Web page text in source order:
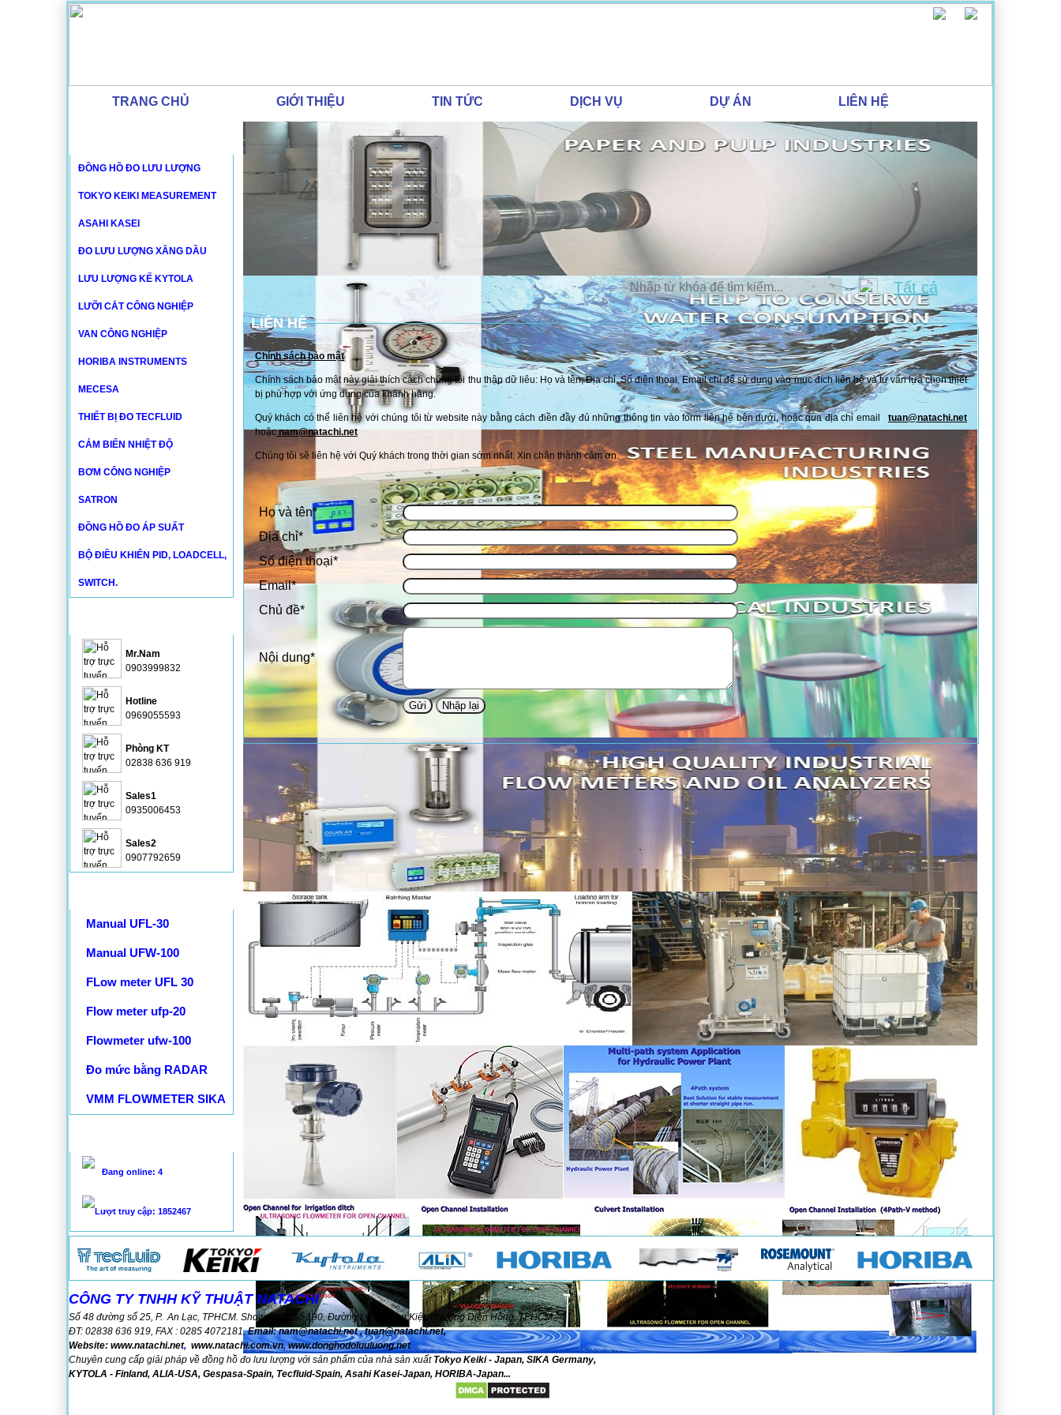
https://www.natachi.net
TRANG CHỦ GIỚI THIỆU TIN TỨC DỊCH VỤ DỰ ÁN LIÊN HỆ
ĐỒNG HỒ ĐO LƯU LƯỢNG
TOKYO KEIKI MEASUREMENT
ASAHI KASEI
ĐO LƯU LƯỢNG XĂNG DẦU
LƯU LƯỢNG KẾ KYTOLA
LƯỠI CẮT CÔNG NGHIỆP
VAN CÔNG NGHIỆP
HORIBA INSTRUMENTS
MECESA
THIẾT BỊ ĐO TECFLUID
CẢM BIẾN NHIỆT ĐỘ
BƠM CÔNG NGHIỆP
SATRON
ĐỒNG HỒ ĐO ÁP SUẤT
BỘ ĐIỀU KHIỂN PID, LOADCELL,
SWITCH.
Mr.Nam
0903999832
Hotline
0969055593
Phòng KT
02838 636 919
Sales1
0935006453
Sales2
0907792659
Manual UFL-30
Manual UFW-100
FLow meter UFL 30
Flow meter ufp-20
Flowmeter ufw-100
Đo mức bằng RADAR
VMM FLOWMETER SIKA
Đang online: 4
Lượt truy cập: 1852467
Tất cả
LIÊN HỆ
Chính sách bảo mật
Chính sách bảo mật này giải thích cách chúng tôi thu thập dữ liêu: Họ và tên,Địa chỉ,Số điện thoại, Email chỉ để sử dụng vào mục đích liên hệ và tư vấn lựa chọn thiết
bị phù hợp với ứng dụng của khánh hàng.
Quý khách có thể liên hệ với chúng tôi từ website này bằng cách điền đầy đủ những thông tin vào form liên hệ bên dưới, hoặc qua địa chỉ emailtuan@natachi.net
hoặcnam@natachi.net
Chúng tôi sẽ liên hệ với Quý khách trong thời gian sớm nhất. Xin chân thành cảm ơn.
Họ và tên*
Địa chỉ*
Số điện thoại*
Email*
Chủ đề*
Nội dung*
CÔNG TY TNHH KỸ THUẬT NATACHI
Số 48 đường số 25, P. An Lạc, TPHCM. Showroom: Số 190, Đường Lý Thường Kiệt, Phường Diên Hồng, TPHCM.
ĐT: 02838 636 919, FAX : 0285 4072181,Email:nam@natachi.net,tuan@natachi.net,
Website: www.natachi.net, www.natachi.com.vn,www.donghodoluuluong.net
Chuyên cung cấp giải pháp về đồng hồ đo lưu lượng với sản phẩm của nhà sản xuất Tokyo Keiki - Japan, SIKA Germany,
KYTOLA - Finland, ALIA-USA, Gespasa-Spain, Tecfluid-Spain, Asahi Kasei-Japan, HORIBA-Japan...